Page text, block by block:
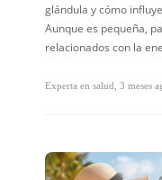
glándula y cómo
Aunque es pequeña,
relacionados con la
Experta en salud, 3 meses